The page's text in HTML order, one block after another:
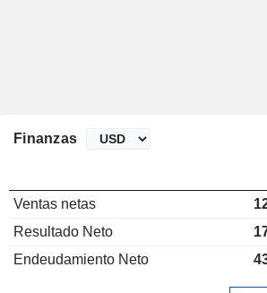
Finanzas
Ventas netas
Resultado Neto
Endeudamiento Neto